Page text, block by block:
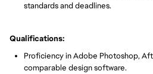
standards and deadlines.
Qualifications:
Proficiency in Adobe Photoshop,
comparable design software.